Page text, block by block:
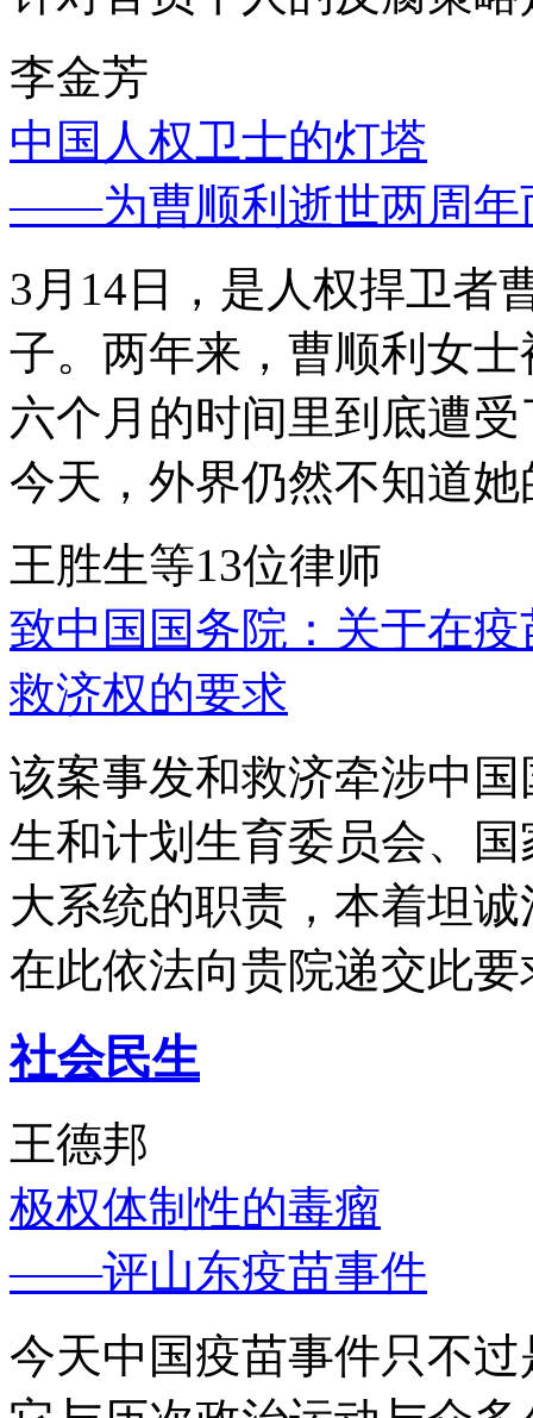
李金芳
中国人权卫士的灯塔
——为曹顺利逝世两周年
3月14日，是人权捍卫者
子。两年来，曹顺利女
六个月的时间里到底遭
今天，外界仍然不知道
王胜生等13位律师
致中国国务院：关于在
救济权的要求
该案事发和救济牵涉中
生和计划生育委员会、
大系统的职责，本着坦
在此依法向贵院递交此要
社会民生
王德邦
极权体制性的毒瘤
——评山东疫苗事件
今天中国疫苗事件只不